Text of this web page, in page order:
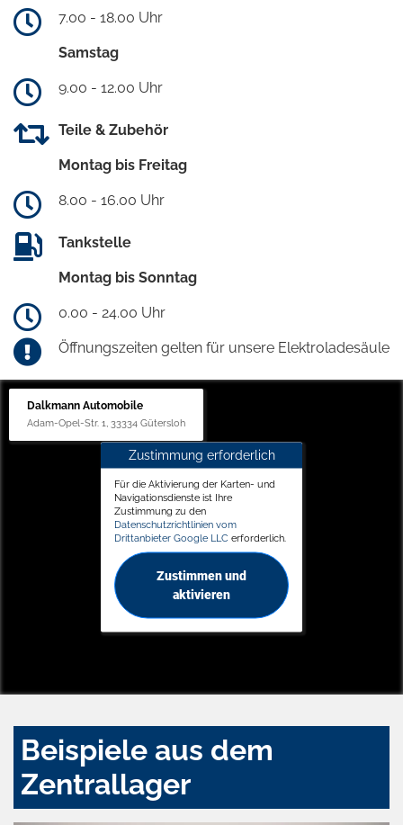
7.00 - 18.00 Uhr
Samstag
9.00 - 12.00 Uhr
Teile & Zubehör
Montag bis Freitag
8.00 - 16.00 Uhr
Tankstelle
Montag bis Sonntag
0.00 - 24.00 Uhr
Öffnungszeiten gelten für unsere Elektroladesäule
Dalkmann Automobile
Adam-Opel-Str. 1, 33334 Gütersloh
Zustimmung erforderlich
Für die Aktivierung der Karten- und
Navigationsdienste ist Ihre
Zustimmung zu den
Datenschutzrichtlinien vom
Drittanbieter Google LLC erforderlich.
Zustimmen und
aktivieren
Beispiele aus dem
Zentrallager